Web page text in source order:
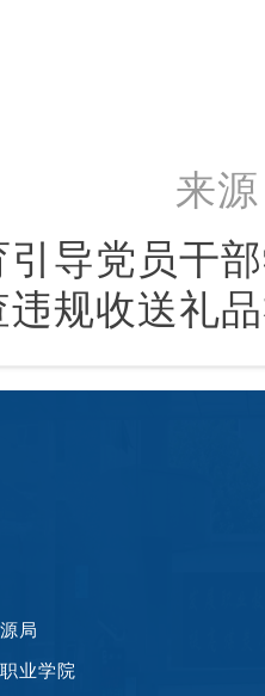
来
引导党员干
违规收送礼
局
业学院